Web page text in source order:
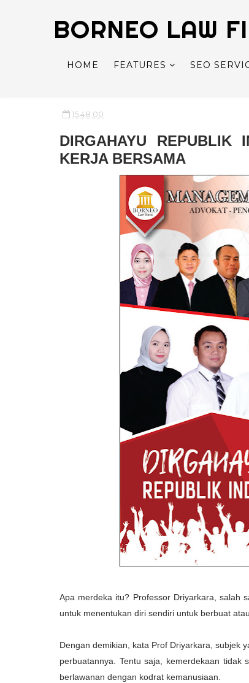
BORNEO LAW
HOME FEATURES SEO
15.48.00
DIRGAHAYU REPUBLIK
KERJA BERSAMA
Apa merdeka itu? Professor Driyarkara, salah
untuk menentukan diri sendiri untuk berbuat
Dengan demikian, kata Prof Driyarkara, subjek
perbuatannya. Tentu saja, kemerdekaan
berlawanan dengan kodrat kemanusiaan.